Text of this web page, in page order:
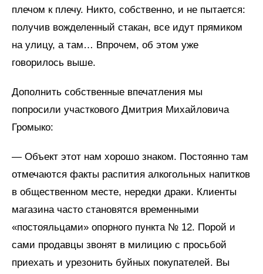
плечом к плечу. Никто, собственно, и не пытается:
получив вожделенный стакан, все идут прямиком
на улицу, а там… Впрочем, об этом уже
говорилось выше.
Дополнить собственные впечатления мы
попросили участкового Дмитрия Михайловича
Громыко:
— Объект этот нам хорошо знаком. Постоянно там
отмечаются факты распития алкогольных напитков
в общественном месте, нередки драки. Клиенты
магазина часто становятся временными
«постояльцами» опорного пункта № 12. Порой и
сами продавцы звонят в милицию с просьбой
приехать и урезонить буйных покупателей. Вы